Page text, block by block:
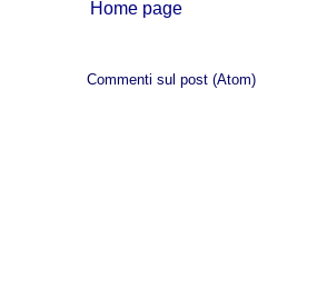
Home page
Commenti sul post (Atom)